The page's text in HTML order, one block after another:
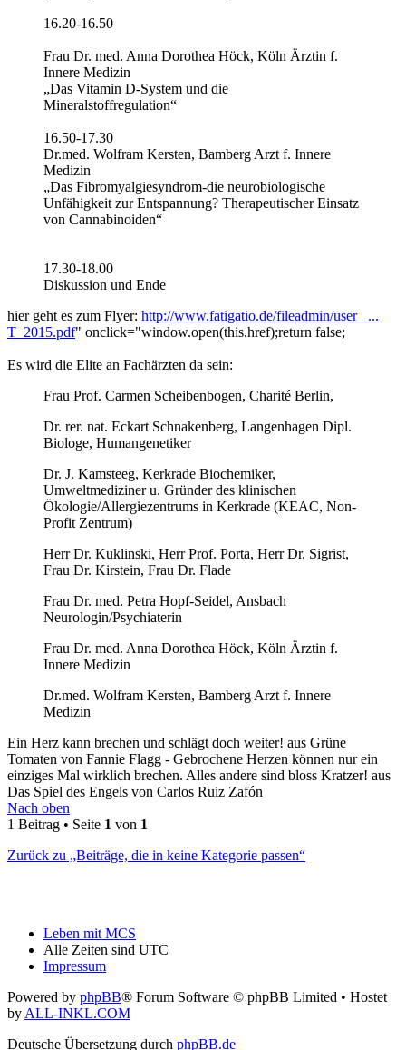
16.20-16.50
Frau Dr. med. Anna Dorothea Höck, Köln Ärztin f.
Innere Medizin
„Das Vitamin D-System und die
Mineralstoffregulation“
16.50-17.30
Dr.med. Wolfram Kersten, Bamberg Arzt f. Innere
Medizin
„Das Fibromyalgiesyndrom-die neurobiologische
Unfähigkeit zur Entspannung? Therapeutischer Einsatz
von Cannabinoiden“
17.30-18.00
Diskussion und Ende
hier geht es zum Flyer: http://www.fatigatio.de/fileadmin/user_ ...
T_2015.pdf" onclick="window.open(this.href);return false;
Es wird die Elite an Fachärzten da sein:
Frau Prof. Carmen Scheibenbogen, Charité Berlin,
Dr. rer. nat. Eckart Schnakenberg, Langenhagen Dipl.
Biologe, Humangenetiker
Dr. J. Kamsteeg, Kerkrade Biochemiker,
Umweltmediziner u. Gründer des klinischen
Ökologie/Allergiezentrums in Kerkrade (KEAC, Non-
Profit Zentrum)
Herr Dr. Kuklinski, Herr Prof. Porta, Herr Dr. Sigrist,
Frau Dr. Kirstein, Frau Dr. Flade
Frau Dr. med. Petra Hopf-Seidel, Ansbach
Neurologin/Psychiaterin
Frau Dr. med. Anna Dorothea Höck, Köln Ärztin f.
Innere Medizin
Dr.med. Wolfram Kersten, Bamberg Arzt f. Innere
Medizin
Ein Herz kann brechen und schlägt doch weiter! aus Grüne
Tomaten von Fannie Flagg - Gebrochene Herzen können nur ein
einziges Mal wirklich brechen. Alles andere sind bloss Kratzer! aus
Das Spiel des Engels von Carlos Ruiz Zafón
Nach oben
1 Beitrag • Seite 1 von 1
Zurück zu „Beiträge, die in keine Kategorie passen“
Leben mit MCS
Alle Zeiten sind UTC
Impressum
Powered by phpBB® Forum Software © phpBB Limited • Hostet
by ALL-INKL.COM
Deutsche Übersetzung durch phpBB.de